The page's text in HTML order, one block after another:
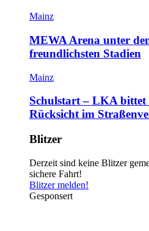
Mainz
MEWA Arena unter
freundlichsten Stadien
Mainz
Schulstart – LKA bittet
Rücksicht im
Blitzer
Derzeit sind keine Blitzer
sichere Fahrt!
Blitzer melden!
Gesponsert